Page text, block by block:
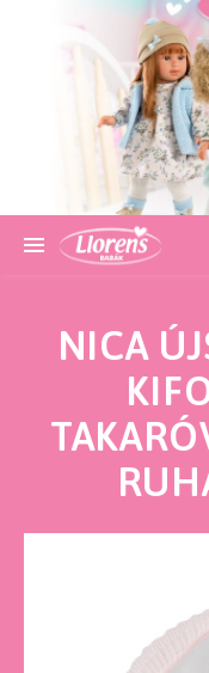
NICA